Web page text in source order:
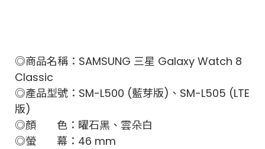
◎商品名稱：SAMSUNG 三星 Galaxy Watch 8
Classic
◎產品型號：SM-L500 (藍芽版)、SM-L505 (LTE
版)
◎顏 色：曜石黑、雲朵白
◎螢 幕：46 mm